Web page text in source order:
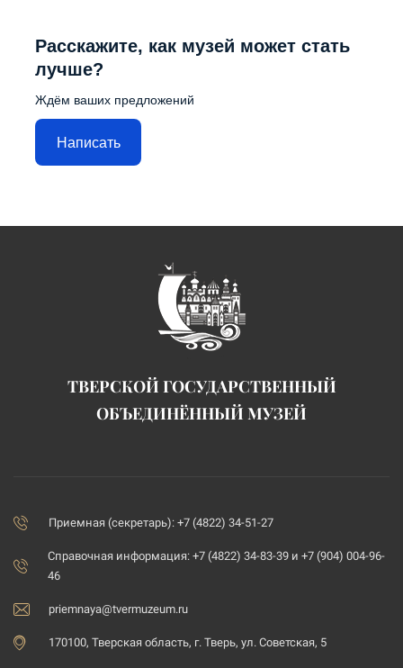
Расскажите, как музей может стать
лучше?
Ждём ваших предложений
Написать
ТВЕРСКОЙ ГОСУДАРСТВЕННЫЙ
ОБЪЕДИНЁННЫЙ МУЗЕЙ
Приемная (секретарь): +7 (4822) 34-51-27
Справочная информация: +7 (4822) 34-83-39 и +7 (904) 004-96-
46
priemnaya@tvermuzeum.ru
170100, Тверская область, г. Тверь, ул. Советская, 5